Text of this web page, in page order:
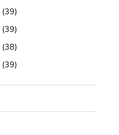
products
3939
products
3939
products
3838
products
3939